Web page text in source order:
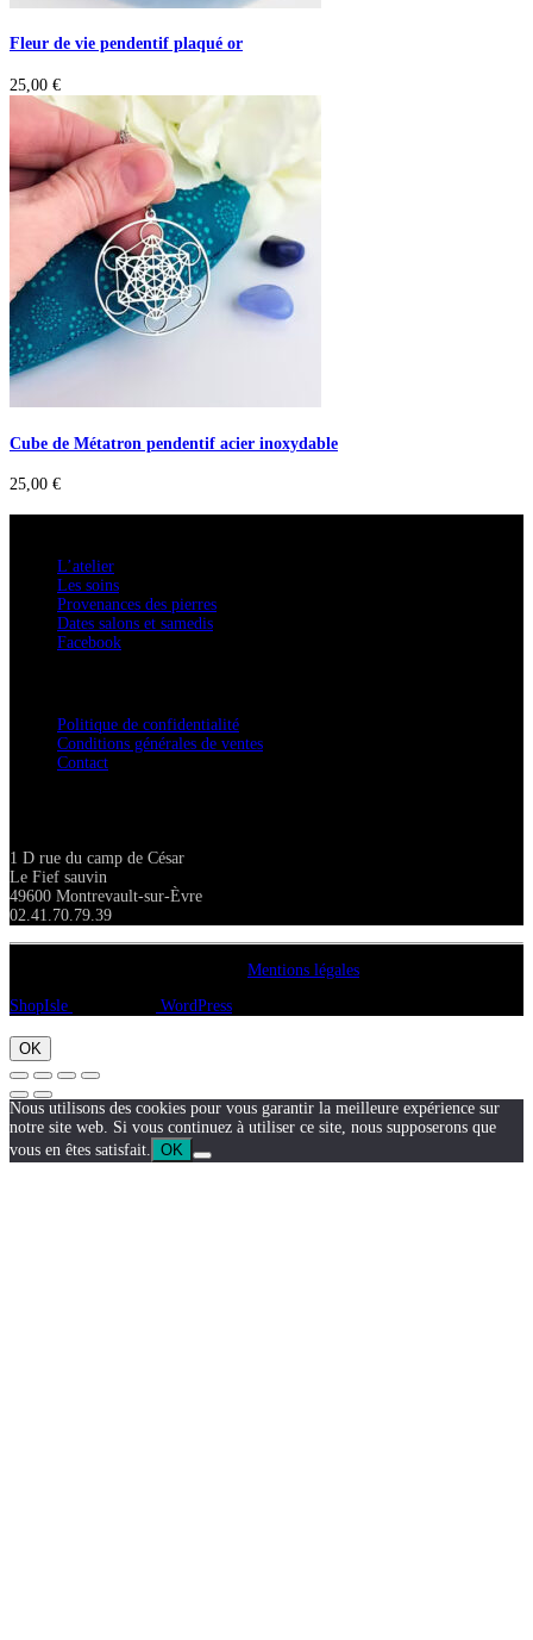
Fleur de vie pendentif plaqué or
25,00 €
Cube de Métatron pendentif acier inoxydable
25,00 €
L’atelier
Les soins
Provenances des pierres
Dates salons et samedis
Facebook
Politique de confidentialité
Conditions générales de ventes
Contact
1 D rue du camp de César
Le Fief sauvin
49600 Montrevault-sur-Èvre
02.41.70.79.39
Mentions légales
ShopIsle
WordPress
OK
Nous utilisons des cookies pour vous garantir la meilleure expérience sur
notre site web. Si vous continuez à utiliser ce site, nous supposerons que
vous en êtes satisfait.
OK